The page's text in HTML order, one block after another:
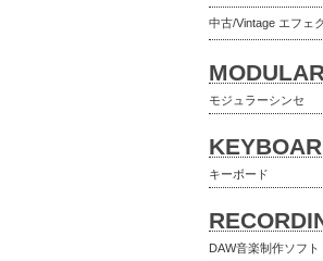
中古/Vintage エフェ
モジュラーシンセ
キーボード
DAW音楽制作ソフト